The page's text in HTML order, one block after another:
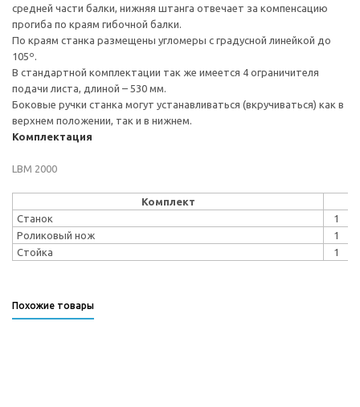
средней части балки, нижняя штанга отвечает за компенсацию
прогиба по краям гибочной балки.
По краям станка размещены угломеры с градусной линейкой до
105º.
В стандартной комплектации так же имеется 4 ограничителя
подачи листа, длиной – 530 мм.
Боковые ручки станка могут устанавливаться (вкручиваться) как в
верхнем положении, так и в нижнем.
Комплектация
LBM 2000
Комплект
Станок
1
Роликовый нож
1
Стойка
1
Похожие товары